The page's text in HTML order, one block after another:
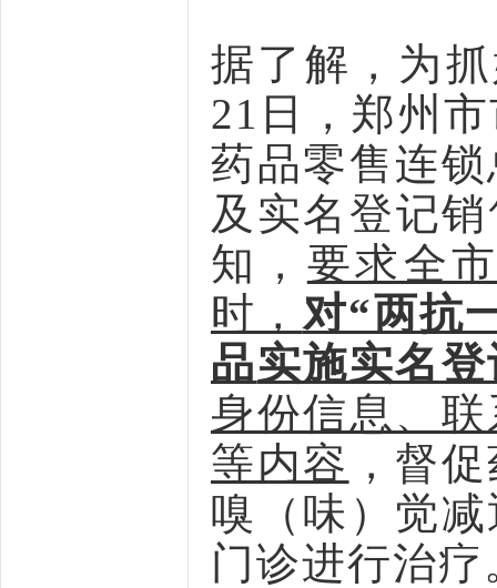
据了解，为
21日，郑州
药品零售连
及实名登记
知， 要求全
时， 对“两抗
品实施实名
身份信息、
等内容 ，督
嗅（味）觉
门诊进行治疗